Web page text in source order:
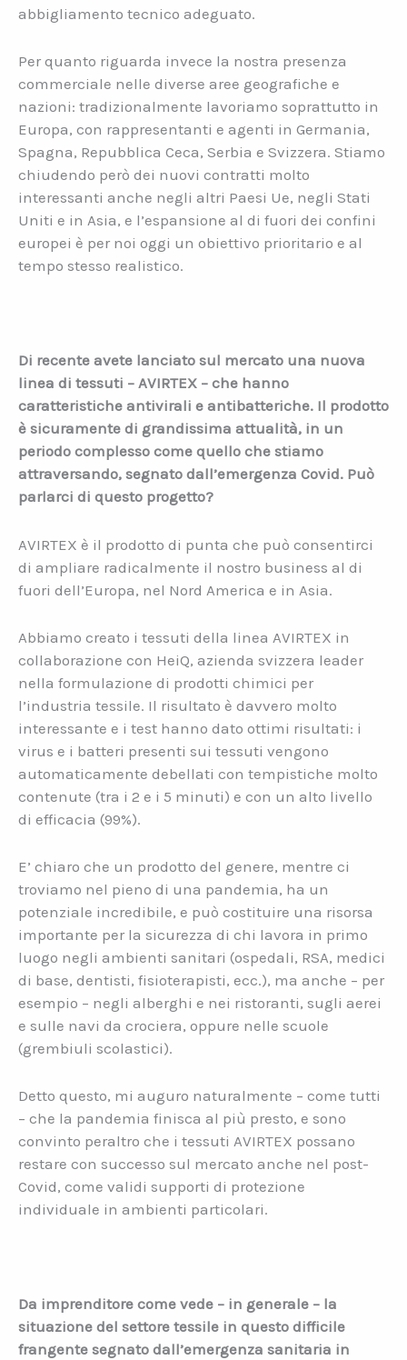
abbigliamento tecnico adeguato.
Per quanto riguarda invece la nostra presenza
commerciale nelle diverse aree geografiche e
nazioni: tradizionalmente lavoriamo soprattutto in
Europa, con rappresentanti e agenti in Germania,
Spagna, Repubblica Ceca, Serbia e Svizzera. Stiamo
chiudendo però dei nuovi contratti molto
interessanti anche negli altri Paesi Ue, negli Stati
Uniti e in Asia, e l’espansione al di fuori dei confini
europei è per noi oggi un obiettivo prioritario e al
tempo stesso realistico.
Di recente avete lanciato sul mercato una nuova
linea di tessuti – AVIRTEX – che hanno
caratteristiche antivirali e antibatteriche. Il prodotto
è sicuramente di grandissima attualità, in un
periodo complesso come quello che stiamo
attraversando, segnato dall’emergenza Covid. Può
parlarci di questo progetto?
AVIRTEX è il prodotto di punta che può consentirci
di ampliare radicalmente il nostro business al di
fuori dell’Europa, nel Nord America e in Asia.
Abbiamo creato i tessuti della linea AVIRTEX in
collaborazione con HeiQ, azienda svizzera leader
nella formulazione di prodotti chimici per
l’industria tessile. Il risultato è davvero molto
interessante e i test hanno dato ottimi risultati: i
virus e i batteri presenti sui tessuti vengono
automaticamente debellati con tempistiche molto
contenute (tra i 2 e i 5 minuti) e con un alto livello
di efficacia (99%).
E’ chiaro che un prodotto del genere, mentre ci
troviamo nel pieno di una pandemia, ha un
potenziale incredibile, e può costituire una risorsa
importante per la sicurezza di chi lavora in primo
luogo negli ambienti sanitari (ospedali, RSA, medici
di base, dentisti, fisioterapisti, ecc.), ma anche – per
esempio – negli alberghi e nei ristoranti, sugli aerei
e sulle navi da crociera, oppure nelle scuole
(grembiuli scolastici).
Detto questo, mi auguro naturalmente – come tutti
– che la pandemia finisca al più presto, e sono
convinto peraltro che i tessuti AVIRTEX possano
restare con successo sul mercato anche nel post-
Covid, come validi supporti di protezione
individuale in ambienti particolari.
Da imprenditore come vede – in generale – la
situazione del settore tessile in questo difficile
frangente segnato dall’emergenza sanitaria in